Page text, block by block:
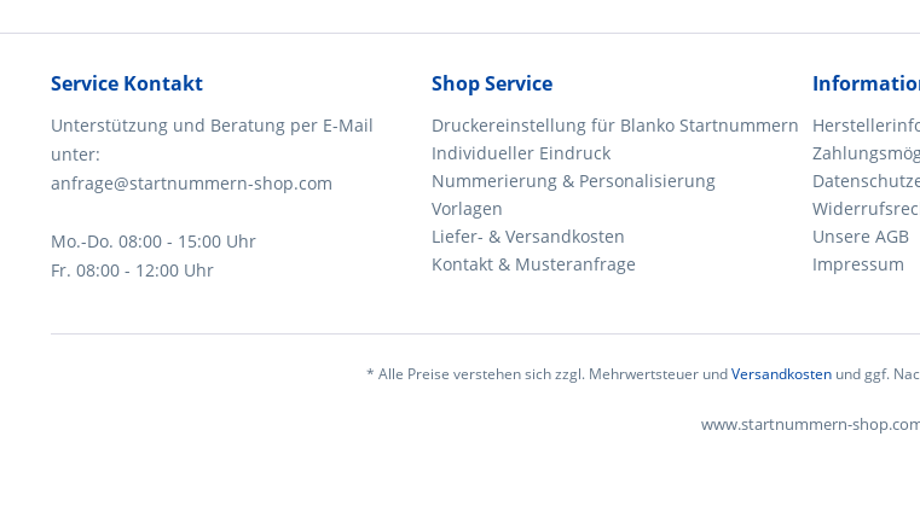
Service Kontakt
Unterstützung und Beratung per E-Mail
unter:
anfrage@startnummern-shop.com
Mo.-Do. 08:00 - 15:00 Uhr
Fr. 08:00 - 12:00 Uhr
Shop Service
Druckereinstellung für Blanko Startnummern
Individueller Eindruck
Nummerierung & Personalisierung
Vorlagen
Liefer- & Versandkosten
Kontakt & Musteranfrage
Unsere AGB
Impressum
* Alle Preise verstehen sich zzgl. Mehrwertsteuer undVersandkosten und ggf.
www.startnummern-